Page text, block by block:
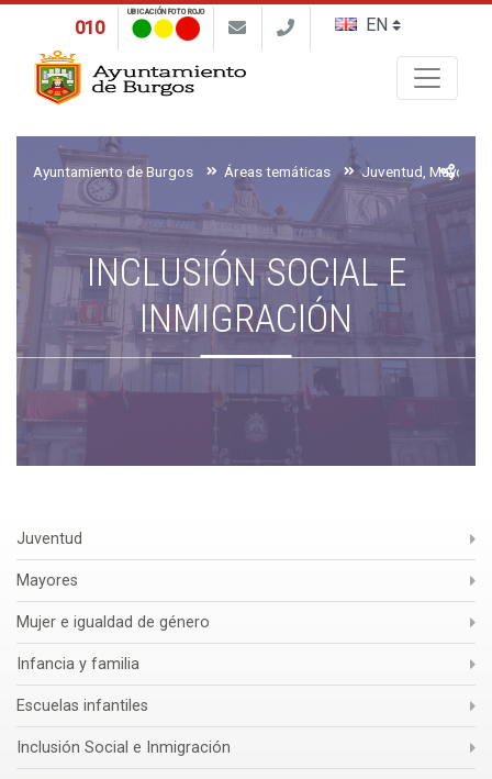
010
UBICACIÓN FOTO ROJO
Ayuntamiento de Burgos Áreas temáticas
INCLUSIÓN SOCIAL E
INMIGRACIÓN
Juventud
Mayores
Mujer e igualdad de género
Infancia y familia
Escuelas infantiles
Inclusión Social e Inmigración